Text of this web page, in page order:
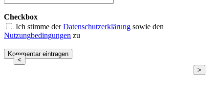
Checkbox
Ich stimme derDatenschutzerklärung sowie den
Nutzungbedingungen zu
<
>